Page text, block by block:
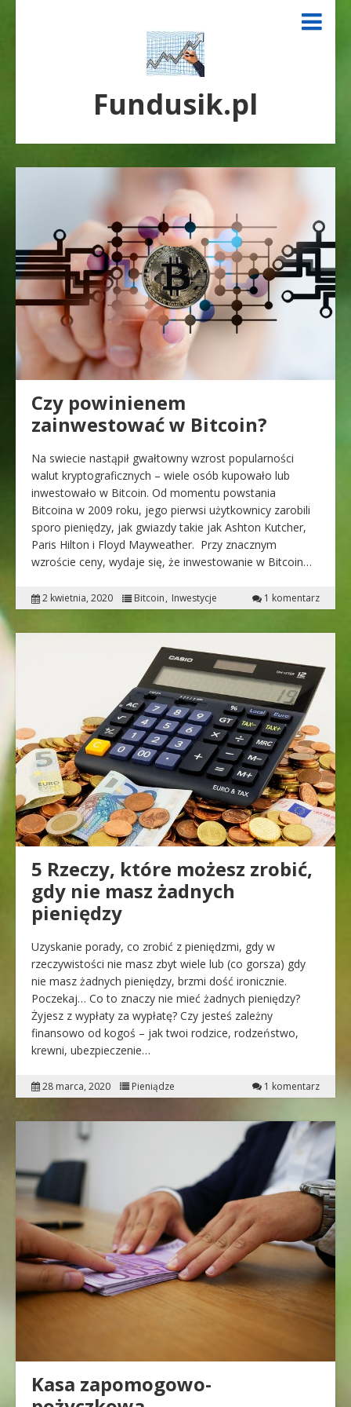
Fundusik.pl
Czy powinienem
zainwestować w Bitcoin?
Na swiecie nastąpił gwałtowny wzrost popularności
walut kryptograficznych – wiele osób kupowało lub
inwestowało w Bitcoin. Od momentu powstania
Bitcoina w 2009 roku, jego pierwsi użytkownicy zarobili
sporo pieniędzy, jak gwiazdy takie jak Ashton Kutcher,
Paris Hilton i Floyd Mayweather. Przy znacznym
wzroście ceny, wydaje się, że inwestowanie w Bitcoin…
2 kwietnia, 2020 Bitcoin Inwestycje 1 komentarz
5 Rzeczy, które możesz zrobić,
gdy nie masz żadnych
pieniędzy
Uzyskanie porady, co zrobić z pieniędzmi, gdy w
rzeczywistości nie masz zbyt wiele lub (co gorsza) gdy
nie masz żadnych pieniędzy, brzmi dość ironicznie.
Poczekaj… Co to znaczy nie mieć żadnych pieniędzy?
Żyjesz z wypłaty za wypłatę? Czy jesteś zależny
finansowo od kogoś – jak twoi rodzice, rodzeństwo,
krewni, ubezpieczenie…
28 marca, 2020 Pieniądze 1 komentarz
Kasa zapomogowo-